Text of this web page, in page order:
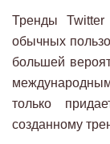
Тренды Twitter
обычных
большей
только
созданному